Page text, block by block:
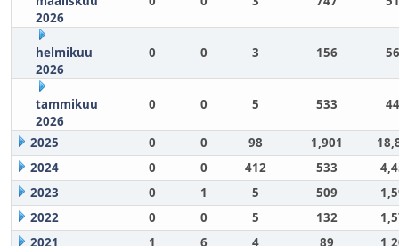
2026
helmikuu
2026
0 0 3 156
tammikuu
2026
0 0 5 533
2025 0 0 98 1,901
2024
0 0 412 533
2023
0 1 5 509
2022
0 0 5 132
2021
1 6 4 89